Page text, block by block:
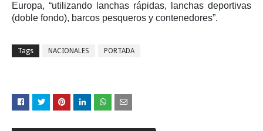
Europa, “utilizando lanchas rápidas, lanchas deportivas
(doble fondo), barcos pesqueros y contenedores”.
Tags NACIONALES PORTADA